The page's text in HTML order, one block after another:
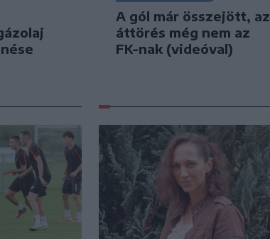
A gól már összejött, az
áttörés még nem az
FK-nak (videóval)